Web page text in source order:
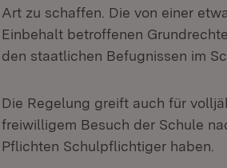
Art zu schaffen. Die von einer
Einbehalt betroffenen
den staatlichen Befugnissen im
Die Regelung greift auch für
freiwilligem Besuch der Schule
Pflichten Schulpflichtiger haben.